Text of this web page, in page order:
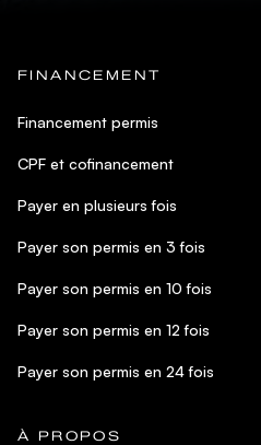
FINANCEMENT
Financement permis
CPF et cofinancement
Payer en plusieurs fois
Payer son permis en 3 fois
Payer son permis en 10 fois
Payer son permis en 12 fois
Payer son permis en 24 fois
À PROPOS